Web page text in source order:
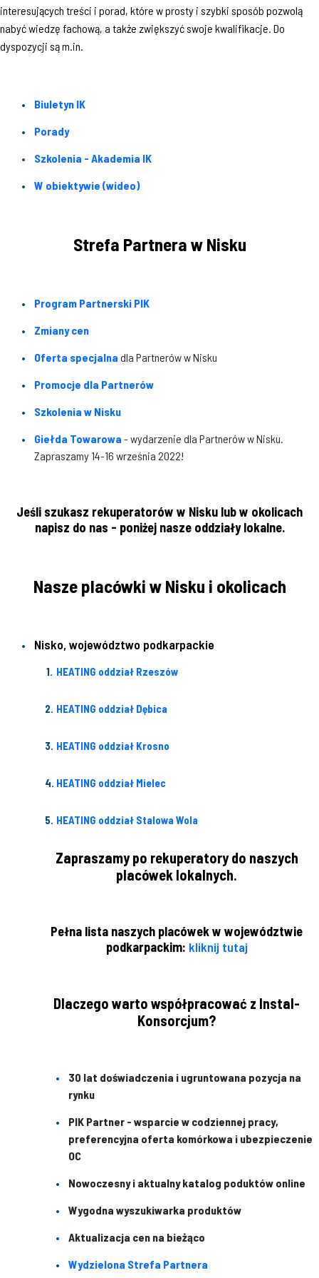
interesujących treści i porad, które w prosty i szybki sposób pozwolą
nabyć wiedzę fachową, a także zwiększyć swoje kwalifikacje. Do
dyspozycji są m.in.
Biuletyn IK
Porady
Szkolenia - Akademia IK
W obiektywie (wideo)
Strefa Partnera w Nisku
Program Partnerski PIK
Zmiany cen
Oferta specjalna dla Partnerów w Nisku
Promocje dla Partnerów
Szkolenia w Nisku
Giełda Towarowa - wydarzenie dla Partnerów w Nisku.
Zapraszamy 14-16 września 2022!
Jeśli szukasz rekuperatorów w Nisku lub w okolicach
napisz do nas - poniżej nasze oddziały lokalne.
Nasze placówki w Nisku i okolicach
Nisko, województwo podkarpackie
HEATING oddział Rzeszów
HEATING oddział Dębica
HEATING oddział Krosno
HEATING oddział Mielec
HEATING oddział Stalowa Wola
Zapraszamy po rekuperatory do naszych
placówek lokalnych.
Pełna lista naszych placówek w województwie
podkarpackim: kliknij tutaj
Dlaczego warto współpracować z Instal-
Konsorcjum?
30 lat doświadczenia i ugruntowana pozycja na
rynku
PIK Partner - wsparcie w codziennej pracy,
preferencyjna oferta komórkowa i ubezpieczenie
OC
Nowoczesny i aktualny katalog poduktów online
Wygodna wyszukiwarka produktów
Aktualizacja cen na bieżąco
Wydzielona Strefa Partnera